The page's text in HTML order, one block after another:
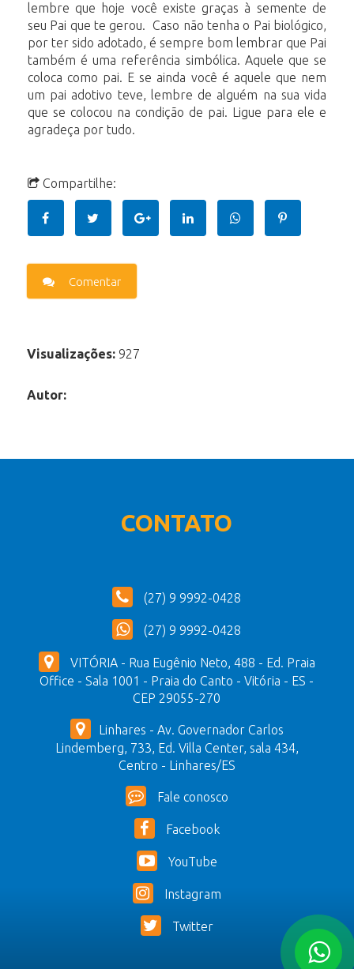
lembre que hoje você existe graças à semente de
seu Pai que te gerou. Caso não tenha o Pai biológico,
por ter sido adotado, é sempre bom lembrar que Pai
também é uma referência simbólica. Aquele que se
coloca como pai. E se ainda você é aquele que nem
um pai adotivo teve, lembre de alguém na sua vida
que se colocou na condição de pai. Ligue para ele e
agradeça por tudo.
Compartilhe:
Comentar
Visualizações:927
Autor:
CONTATO
(27) 9 9992-0428
(27) 9 9992-0428
VITÓRIA - Rua Eugênio Neto, 488 - Ed. Praia
Office - Sala 1001 - Praia do Canto - Vitória - ES -
CEP 29055-270
Linhares - Av. Governador Carlos
Lindemberg, 733, Ed. Villa Center, sala 434,
Centro - Linhares/ES
Fale conosco
Facebook
YouTube
Instagram
Twitter